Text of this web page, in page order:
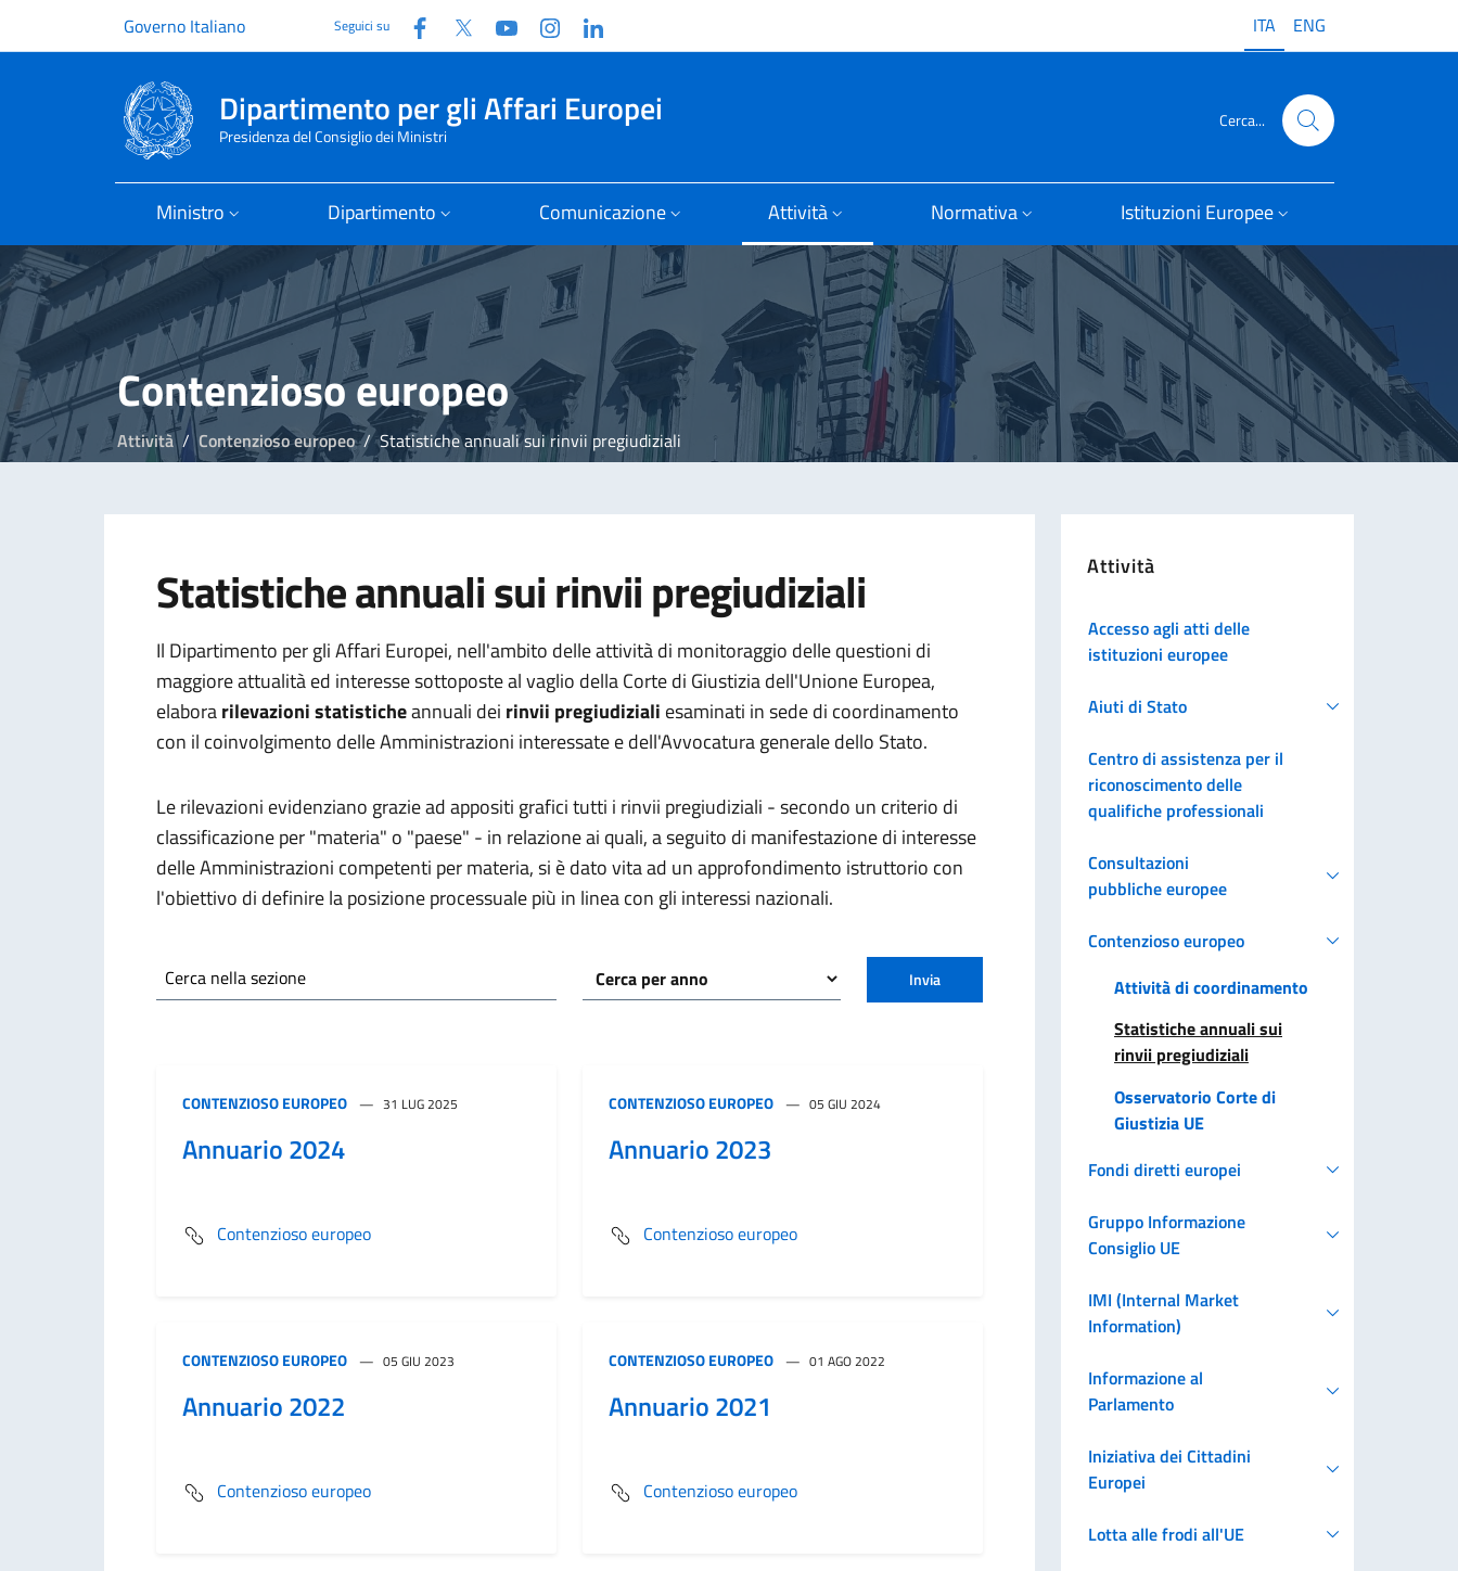
Governo Italiano Seguici su Facebook
Twitter YouTubeInstagram ITA ENG
Dipartimento per gli Affari Europei
Presidenza del Consiglio dei Ministri
Cerca...
Ministro Dipartimento Comunicazione Attività Normativa Istituzioni Europee
Contenzioso europeo
Attività Contenzioso europeo Statistiche annuali sui rinvii pregiudiziali
Statistiche annuali sui rinvii pregiudiziali
Il Dipartimento per gli Affari Europei, nell'ambito delle attività di monitoraggio delle questioni di
maggiore attualità ed interesse sottoposte al vaglio della Corte di Giustizia dell'Unione Europea,
elaborarilevazioni statisticheannuali dei rinvii pregiudiziali esaminati in sede di coordinamento
con il coinvolgimento delle Amministrazioni interessate e dell'Avvocatura generale dello Stato.
Le rilevazioni evidenziano grazie ad appositi grafici tutti i rinvii pregiudiziali - secondo un criterio di
classificazione per "materia" o "paese" - in relazione ai quali, a seguito di manifestazione di interesse
delle Amministrazioni competenti per materia, si è dato vita ad un approfondimento istruttorio con
l'obiettivo di definire la posizione processuale più in linea con gli interessi nazionali.
Cerca nella sezione Invia
CONTENZIOSO EUROPEO 31 LUG 2025
Annuario 2024
Contenzioso europeo
CONTENZIOSO EUROPEO 05 GIU 2024
Annuario 2023
Contenzioso europeo
CONTENZIOSO EUROPEO 05 GIU 2023
Annuario 2022
Contenzioso europeo
CONTENZIOSO EUROPEO 01 AGO 2022
Annuario 2021
Contenzioso europeo
Attività
Accesso agli atti delle
istituzioni europee
Aiuti di Stato
Centro di assistenza per il
riconoscimento delle
qualifiche professionali
Consultazioni
pubbliche europee
Contenzioso europeo
Attività di coordinamento
Statistiche annuali sui
rinvii pregiudiziali
Osservatorio Corte di
Giustizia UE
Fondi diretti europei
Gruppo Informazione
Consiglio UE
IMI (Internal Market
Information)
Informazione al
Parlamento
Iniziativa dei Cittadini
Europei
Lotta alle frodi all'UE